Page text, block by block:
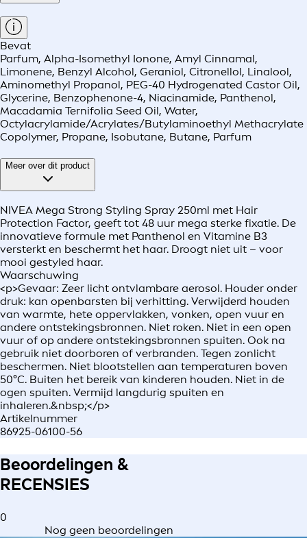
Bevat
Parfum, Alpha-Isomethyl Ionone, Amyl Cinnamal,
Limonene, Benzyl Alcohol, Geraniol, Citronellol, Linalool,
Aminomethyl Propanol, PEG-40 Hydrogenated Castor Oil,
Glycerine, Benzophenone-4, Niacinamide, Panthenol,
Macadamia Ternifolia Seed Oil, Water,
Octylacrylamide/Acrylates/Butylaminoethyl Methacrylate
Copolymer, Propane, Isobutane, Butane, Parfum
Meer over dit product
NIVEA Mega Strong Styling Spray 250ml met Hair
Protection Factor, geeft tot 48 uur mega sterke fixatie. De
innovatieve formule met Panthenol en Vitamine B3
versterkt en beschermt het haar. Droogt niet uit – voor
mooi gestyled haar.
Waarschuwing
<p>Gevaar: Zeer licht ontvlambare aerosol. Houder onder
druk: kan openbarsten bij verhitting. Verwijderd houden
van warmte, hete oppervlakken, vonken, open vuur en
andere ontstekingsbronnen. Niet roken. Niet in een open
vuur of op andere ontstekingsbronnen spuiten. Ook na
gebruik niet doorboren of verbranden. Tegen zonlicht
beschermen. Niet blootstellen aan temperaturen boven
50°C. Buiten het bereik van kinderen houden. Niet in de
ogen spuiten. Vermijd langdurig spuiten en
inhaleren.&nbsp;</p>
Artikelnummer
86925-06100-56
Beoordelingen &
RECENSIES
0
Nog geen beoordelingen